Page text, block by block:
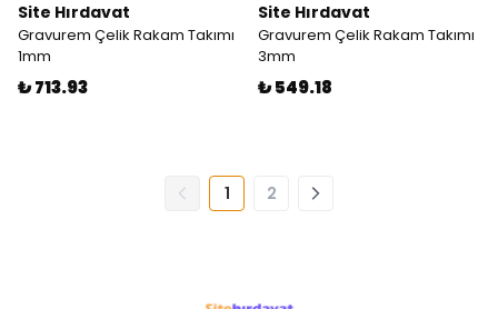
Site Hırdavat
Gravurem Çelik Rakam Takımı
1mm
₺ 713.93
Site Hırdavat
Gravurem Çelik Rakam Takımı
3mm
₺ 549.18
1 2